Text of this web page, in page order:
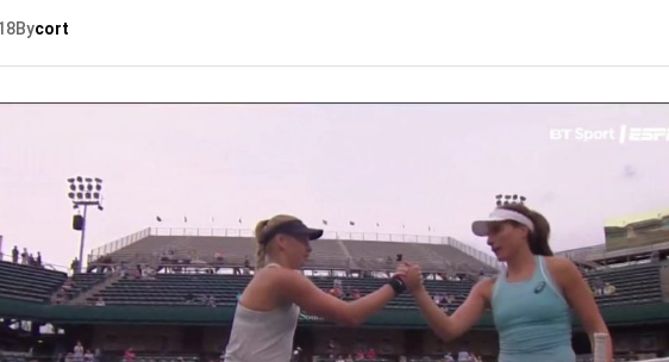
Bycort